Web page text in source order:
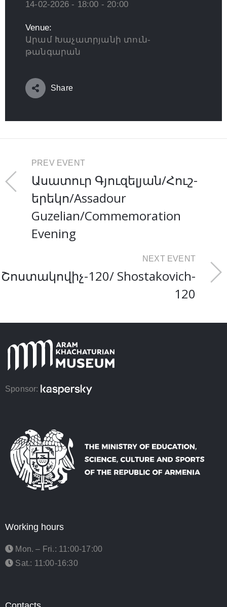
14-02-2026 - 18:00 - 20:00
Venue:
Արամ Խաչատրյանի տուն-
թանգարան
Share
PREV EVENT
Ասատուր Գյուզելյան/Հուշ-
երեկո/Assadour
Guzelian/Commemoration
Evening
NEXT EVENT
Շոստակովիչ-120/ Shostakovich-
120
Sponsor:
Working hours
Mon. – Fri.: 11:00-17:00
Sat.: 11:00-16:30